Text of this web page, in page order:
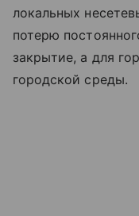
локальных
потерю
закрытие, а для
городской среды.